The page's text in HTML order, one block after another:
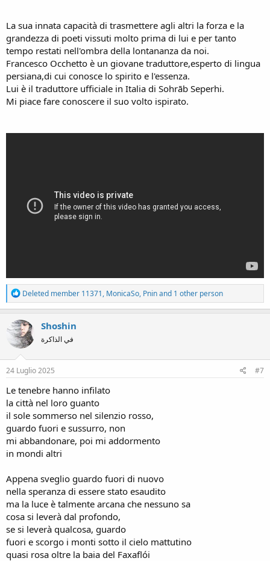
La sua innata capacità di trasmettere agli altri la forza e la
grandezza di poeti vissuti molto prima di lui e per tanto
tempo restati nell'ombra della lontananza da noi.
Francesco Occhetto è un giovane traduttore,esperto di lingua
persiana,di cui conosce lo spirito e l'essenza.
Lui è il traduttore ufficiale in Italia di Sohrāb Seperhi.
Mi piace fare conoscere il suo volto ispirato.
R
e
a
c
t
i
o
n
s
Deleted member 11371, MonicaSo, Pninand 1 other person
Shoshin
في الذاكرة
24 Luglio 2025 #7
Le tenebre hanno infilato
la città nel loro guanto
il sole sommerso nel silenzio rosso,
guardo fuori e sussurro, non
mi abbandonare, poi mi addormento
in mondi altri
Appena sveglio guardo fuori di nuovo
nella speranza di essere stato esaudito
ma la luce è talmente arcana che nessuno sa
cosa si leverà dal profondo,
se si leverà qualcosa, guardo
fuori e scorgo i monti sotto il cielo mattutino
quasi rosa oltre la baia del Faxaflói